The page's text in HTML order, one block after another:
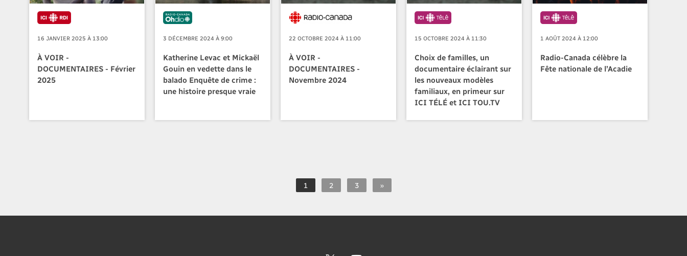
16 JANVIER 2025 À 13:00
À VOIR -
DOCUMENTAIRES - Février
2025
3 DÉCEMBRE 2024 À 9:00
Katherine Levac et Mickaël
Gouin en vedette dans le
balado Enquête de crime :
une histoire presque vraie
22 OCTOBRE 2024 À 11:00
À VOIR -
DOCUMENTAIRES -
Novembre 2024
15 OCTOBRE 2024 À 11:30
Choix de familles, un
documentaire éclairant sur
les nouveaux modèles
familiaux, en primeur sur
ICI TÉLÉ et ICI TOU.TV
1 AOÛT 2024 À 12:00
Radio-Canada célèbre la
Fête nationale de l’Acadie
1 2 3 »